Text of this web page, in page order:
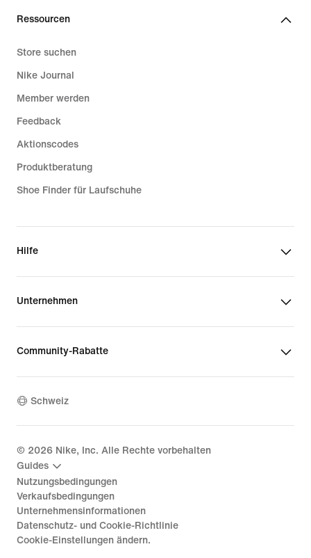
Ressourcen
Store suchen
Nike Journal
Member werden
Feedback
Aktionscodes
Produktberatung
Shoe Finder für Laufschuhe
Hilfe
Unternehmen
Community-Rabatte
Schweiz
© 2026 Nike, Inc. Alle Rechte vorbehalten
Guides
Nutzungsbedingungen
Verkaufsbedingungen
Unternehmensinformationen
Datenschutz- und Cookie-Richtlinie
Cookie-Einstellungen ändern.